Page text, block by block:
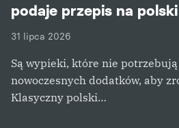
podaje przepis na
31 lipca 2026
Są wypieki, które nie
nowoczesnych dodatków, aby
Klasyczny polski…